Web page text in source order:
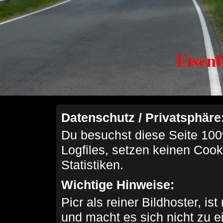
Datenschutz /
Du besuchst diese Seite
Logfiles, setzen keinen
Statistiken.
Wichtige Hinweise:
Picr als reiner Bildhoster,
und macht es sich nicht zu